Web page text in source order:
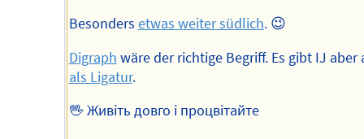
Besonders etwas weiter südlich. 😉
Digraph wäre der richtige Begriff. Es gibt IJ aber
als Ligatur.
🖖 Живіть довго і процвітайте